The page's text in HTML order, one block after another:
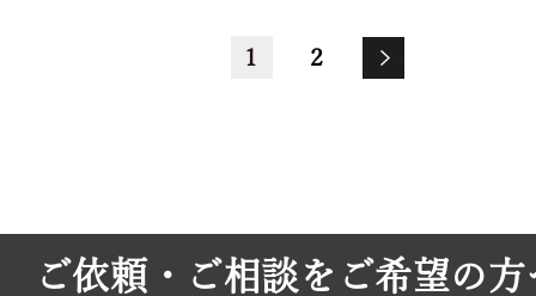
1 2
ご依頼・ご相談をご希望の方